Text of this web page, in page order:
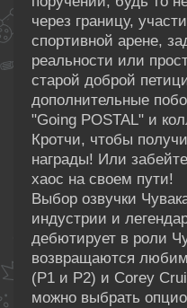
через границу,
спортивной арене,
реальности или
старой доброй
дополнительные
"Going POSTAL" и
Кротчи, чтобы
награды! Или
хаос на своем пути!
Выбор озвучки
индустрии и
дебютирует в роли
возвращаются
(P1 и P2) и Corey
можно выбрать